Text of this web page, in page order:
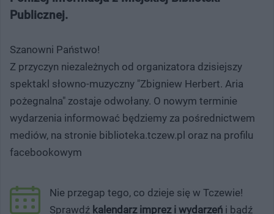
Publicznej.
Szanowni Państwo!
Z przyczyn niezależnych od organizatora dzisiejszy
spektakl słowno-muzyczny "Zbigniew Herbert. Aria
pożegnalna" zostaje odwołany. O nowym terminie
wydarzenia informować będziemy za pośrednictwem
mediów, na stronie biblioteka.tczew.pl oraz na profilu
facebookowym
Nie przegap tego, co dzieje się w Tczewie!
Sprawdź kalendarz imprez i wydarzeń i bądź